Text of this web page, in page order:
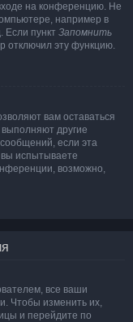
на конференцию. Не
например в
Если пункт Запомнить
отключил эту функцию.
вам оставаться
другие
если эта
испытываете
возможно,
все ваши
Чтобы изменить их,
и перейдите по